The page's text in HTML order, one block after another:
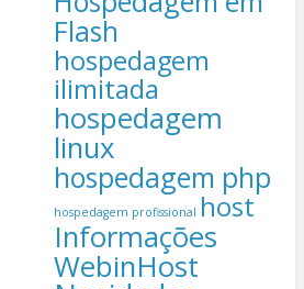
Flash
hospedagem
ilimitada
hospedagem
linux
hospedagem php
hospedagem profissional host
Informações
WebinHost